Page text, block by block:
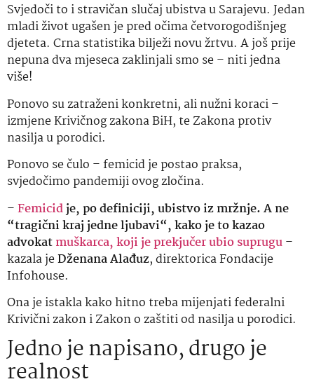
Svjedoči to i stravičan slučaj ubistva u Sarajevu. Jedan
mladi život ugašen je pred očima četvorogodišnjeg
djeteta. Crna statistika bilježi novu žrtvu. A još prije
nepuna dva mjeseca zaklinjali smo se – niti jedna
više!
Ponovo su zatraženi konkretni, ali nužni koraci –
izmjene Krivičnog zakona BiH, te Zakona protiv
nasilja u porodici.
Ponovo se čulo – femicid je postao praksa,
svjedočimo pandemiji ovog zločina.
–Femicidje, po definiciji, ubistvo iz mržnje. A ne
“tragični kraj jedne ljubavi“, kako je to kazao
advokatmuškarca, koji je prekjučer ubio suprugu–
kazala jeDženana Alađuz, direktorica Fondacije
Infohouse.
Ona je istakla kako hitno treba mijenjati federalni
Krivični zakon i Zakon o zaštiti od nasilja u porodici.
Jedno je napisano, drugo je
realnost